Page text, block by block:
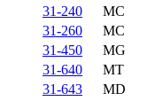
31-240
MC
31-260
MC
31-450
MG
31-640
MT
31-643
MD